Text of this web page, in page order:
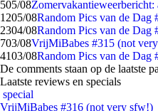
505/08Zomervakantieweerbericht:
1205/08Random Pics van de Dag
2304/08Random Pics van de Dag
703/08VrijMiBabes #315 (not
4103/08Random Pics van de Dag
De comments staan op de laatste
Laatste reviews en specials
special
VrijMiBabes #316 (not very sfw!)